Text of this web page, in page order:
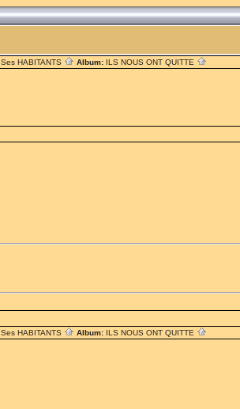
Ses HABITANTS Album: ILS NOUS ONT QUITTE
Ses HABITANTS Album: ILS NOUS ONT QUITTE